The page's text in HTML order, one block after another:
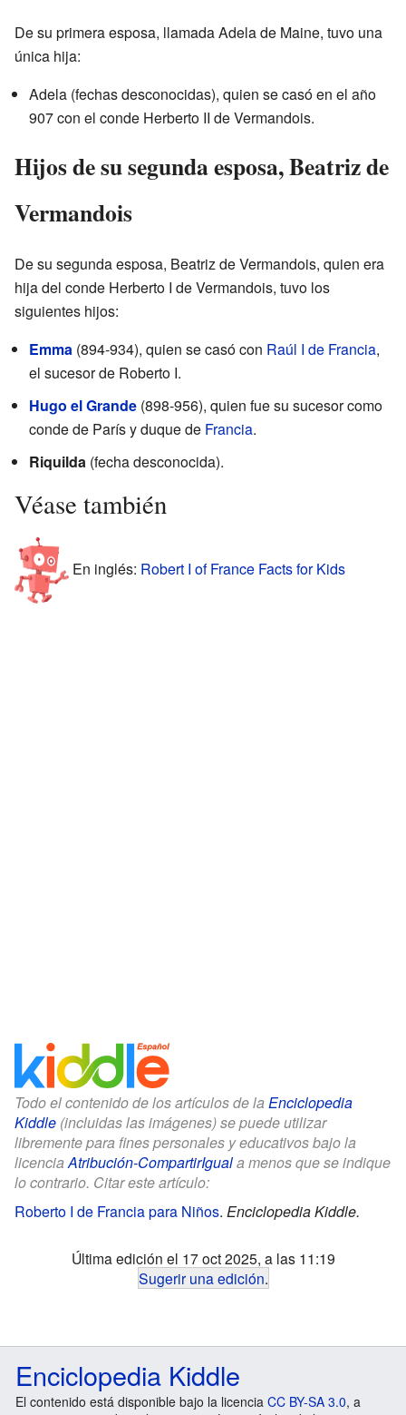
De su primera esposa, llamada Adela de Maine, tuvo una
única hija:
Adela (fechas desconocidas), quien se casó en el año
907 con el conde Herberto II de Vermandois.
Hijos de su segunda esposa, Beatriz de
Vermandois
De su segunda esposa, Beatriz de Vermandois, quien era
hija del conde Herberto I de Vermandois, tuvo los
siguientes hijos:
Emma (894-934), quien se casó con Raúl I de Francia,
el sucesor de Roberto I.
Hugo el Grande (898-956), quien fue su sucesor como
conde de París y duque de Francia.
Riquilda (fecha desconocida).
Véase también
En inglés: Robert I of France Facts for Kids
Todo el contenido de los artículos de la Enciclopedia
Kiddle (incluidas las imágenes) se puede utilizar
libremente para fines personales y educativos bajo la
licenciaAtribución-CompartirIguala menos que se indique
lo contrario. Citar este artículo:
Roberto I de Francia para Niños. Enciclopedia Kiddle.
Última edición el 17 oct 2025, a las 11:19
Sugerir una edición.
Enciclopedia Kiddle
El contenido está disponible bajo la licencia CC BY-SA 3.0, a